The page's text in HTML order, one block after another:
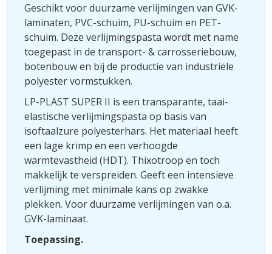
Geschikt voor duurzame verlijmingen van GVK-
laminaten, PVC-schuim, PU-schuim en PET-
schuim. Deze verlijmingspasta wordt met name
toegepast in de transport- & carrosseriebouw,
botenbouw en bij de productie van industriële
polyester vormstukken.
LP-PLAST SUPER II is een transparante, taai-
elastische verlijmingspasta op basis van
isoftaalzure polyesterhars. Het materiaal heeft
een lage krimp en een verhoogde
warmtevastheid (HDT). Thixotroop en toch
makkelijk te verspreiden. Geeft een intensieve
verlijming met minimale kans op zwakke
plekken. Voor duurzame verlijmingen van o.a.
GVK-laminaat.
Toepassing.